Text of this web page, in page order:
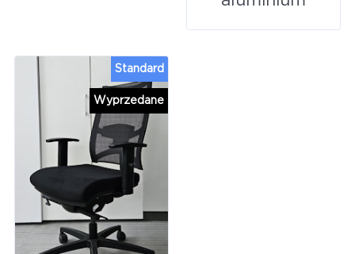
Wyprzedane
Standard